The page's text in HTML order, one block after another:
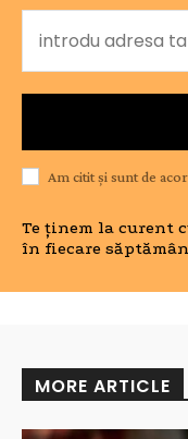
Am citit și sunt de
Te ținem la curent
în fiecare
MORE ARTICLE